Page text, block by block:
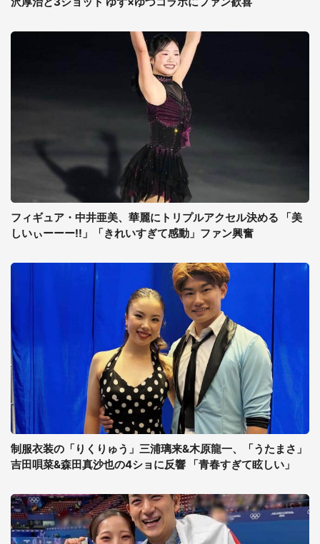
フィギュア・中井亜美、華麗にトリプルアクセル決める 「美
しいぃーーー!!」「きれいすぎて感動」ファン興奮
制服衣装の「りくりゅう」三浦璃来&木原龍一、「うたまさ」
吉田唄菜&森田真沙也の4ショに反響 「青春すぎて眩しい」